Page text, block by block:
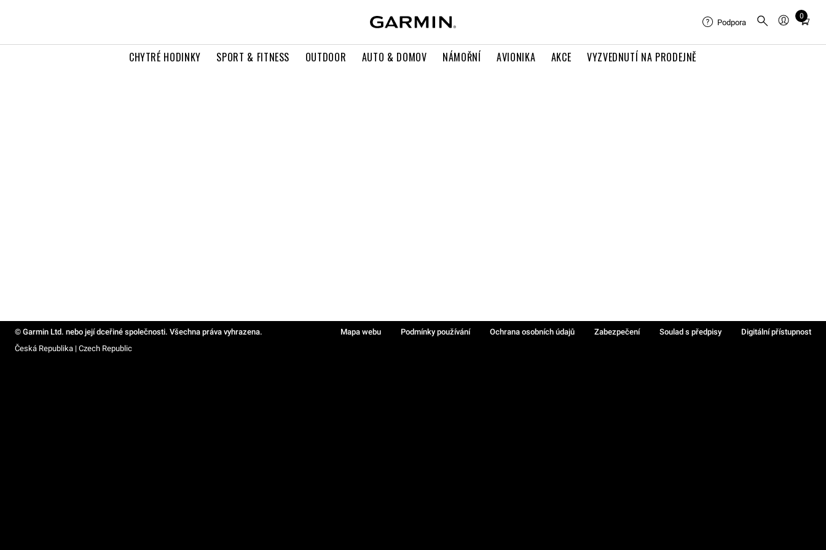
CHYTRÉ HODINKY SPORT & FITNESS OUTDOOR AUTO & DOMOV NÁMOŘNÍ AVIONIKA AKCE VYZVEDNUTÍ NA PRODEJNĚ
Podpora
0
Total
in
© Garmin Ltd. nebo její dceřiné společnosti. Všechna práva vyhrazena. Mapa webu Podmínky používání Ochrana osobních údajů Zabezpečení Soulad s předpisy
Digitální přístupnost
Česká Republika | Czech Republic